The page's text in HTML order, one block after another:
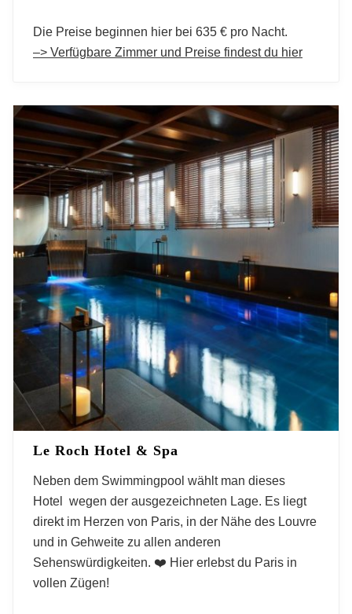
Die Preise beginnen hier bei 635 € pro Nacht.
–> Verfügbare Zimmer und Preise findest du hier
Le Roch Hotel & Spa
Neben dem Swimmingpool wählt man dieses
Hotel wegen der ausgezeichneten Lage. Es liegt
direkt im Herzen von Paris, in der Nähe des Louvre
und in Gehweite zu allen anderen
Sehenswürdigkeiten. ❤️ Hier erlebst du Paris in
vollen Zügen!